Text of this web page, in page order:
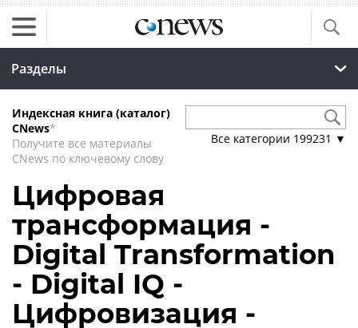
Разделы
Индексная книга (каталог)
CNews*
Получите все материалы
CNews по ключевому слову
Все категории 199231 ▼
Цифровая
трансформация -
Digital Transformation
- Digital IQ -
Цифровизация -